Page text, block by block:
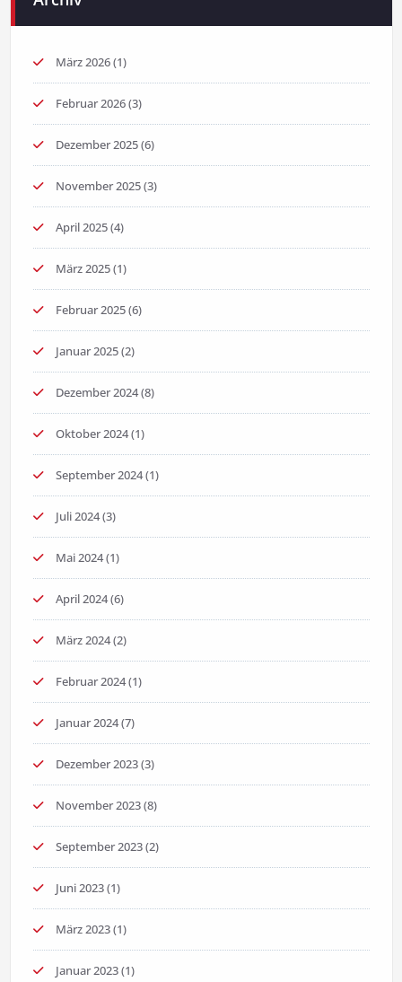
März 2026(1)
Februar 2026(3)
Dezember 2025(6)
November 2025(3)
April 2025(4)
März 2025(1)
Februar 2025(6)
Januar 2025(2)
Dezember 2024(8)
Oktober 2024(1)
September 2024(1)
Juli 2024(3)
Mai 2024(1)
April 2024(6)
März 2024(2)
Februar 2024(1)
Januar 2024(7)
Dezember 2023(3)
November 2023(8)
September 2023(2)
Juni 2023(1)
März 2023(1)
Januar 2023(1)